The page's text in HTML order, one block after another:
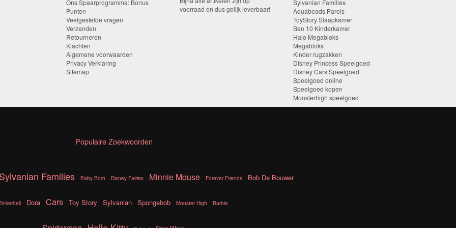
Ons Spaarprogramma: Bonus
Punten
Veelgestelde vragen
Verzenden
Retourneren
Klachten
Algemene voorwaarden
Privacy Verklaring
Sitemap
voorraad en dus gelijk leverbaar!
Sylvanian Families
Aquabeads Parels
ToyStory Slaapkamer
Ben 10 Kinderkamer
Halo Megabloks
Megabloks
Kinder rugzakken
Disney Princess Speelgoed
Disney Cars Speelgoed
Speelgoed online
Speelgoed kopen
Monsterhigh speelgoed
Populaire Zoekwoorden
Sylvanian Families Baby Born Disney Fairies Minnie Mouse Forever Friends Bob De Bouwer
Dora Cars Toy Story Sylvanian Spongebob Monster High Barbie